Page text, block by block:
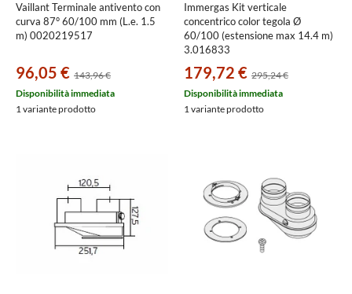
Vaillant Terminale antivento con
curva 87° 60/100 mm (L.e. 1.5
m) 0020219517
96,05 € 143,96 €
Disponibilità immediata
1 variante prodotto
Immergas Kit verticale
concentrico color tegola Ø
60/100 (estensione max 14.4 m)
3.016833
179,72 € 295,24 €
Disponibilità immediata
1 variante prodotto